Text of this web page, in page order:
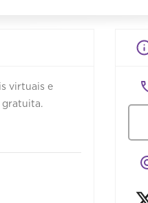
virtuais e
gratuita.